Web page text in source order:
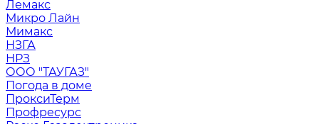
Лемакс
Микро Лайн
Мимакс
НЗГА
НРЗ
ООО "ТАУГАЗ"
Погода в доме
ПроксиТерм
Профресурс